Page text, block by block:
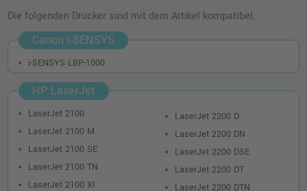
Die folgenden Drucker sind mit dem Artikel kompatibel:
Canon i-SENSYS
i-SENSYS LBP-1000
HP LaserJet
LaserJet 2100
LaserJet 2100 M
LaserJet 2100 SE
LaserJet 2100 TN
LaserJet 2100 XI
LaserJet 2200 D
LaserJet 2200 DN
LaserJet 2200 DSE
LaserJet 2200 DT
LaserJet 2200 DTN